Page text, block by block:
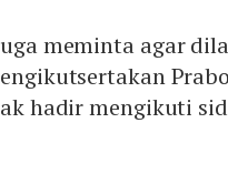
meminta agar
hadir mengikuti